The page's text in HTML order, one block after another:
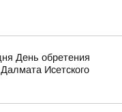
День обретения
Исетского